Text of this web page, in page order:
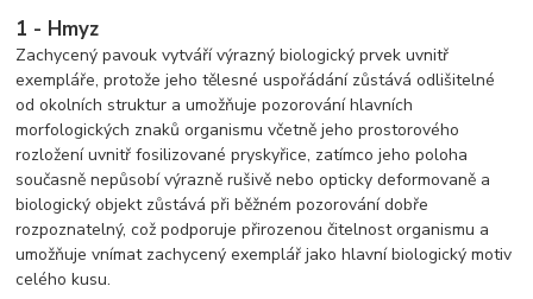
1 - Hmyz
Zachycený pavouk vytváří výrazný biologický prvek uvnitř
exempláře, protože jeho tělesné uspořádání zůstává odlišitelné
od okolních struktur a umožňuje pozorování hlavních
morfologických znaků organismu včetně jeho prostorového
rozložení uvnitř fosilizované pryskyřice, zatímco jeho poloha
současně nepůsobí výrazně rušivě nebo opticky deformovaně a
biologický objekt zůstává při běžném pozorování dobře
rozpoznatelný, což podporuje přirozenou čitelnost organismu a
umožňuje vnímat zachycený exemplář jako hlavní biologický motiv
celého kusu.